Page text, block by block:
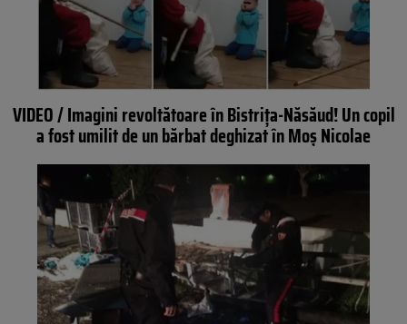
VIDEO / Imagini revoltătoare în Bistriţa-Năsăud! Un copil
a fost umilit de un bărbat deghizat în Moş Nicolae